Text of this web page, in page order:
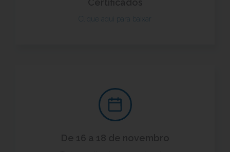
Clique aqui para baixar